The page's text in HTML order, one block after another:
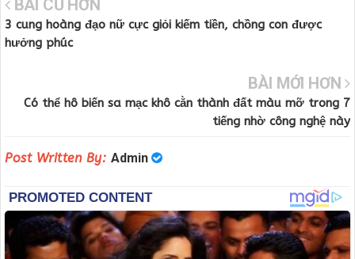
BÀI CŨ HƠN
3 cung hoàng đạo nữ cực giỏi kiếm tiền, chồng con được
hưởng phúc
BÀI MỚI HƠN
Có thể hô biến sa mạc khô cằn thành đất màu mỡ trong 7
tiếng nhờ công nghệ này
Post Written By: Admin